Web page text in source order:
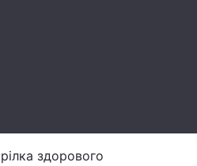
здорового